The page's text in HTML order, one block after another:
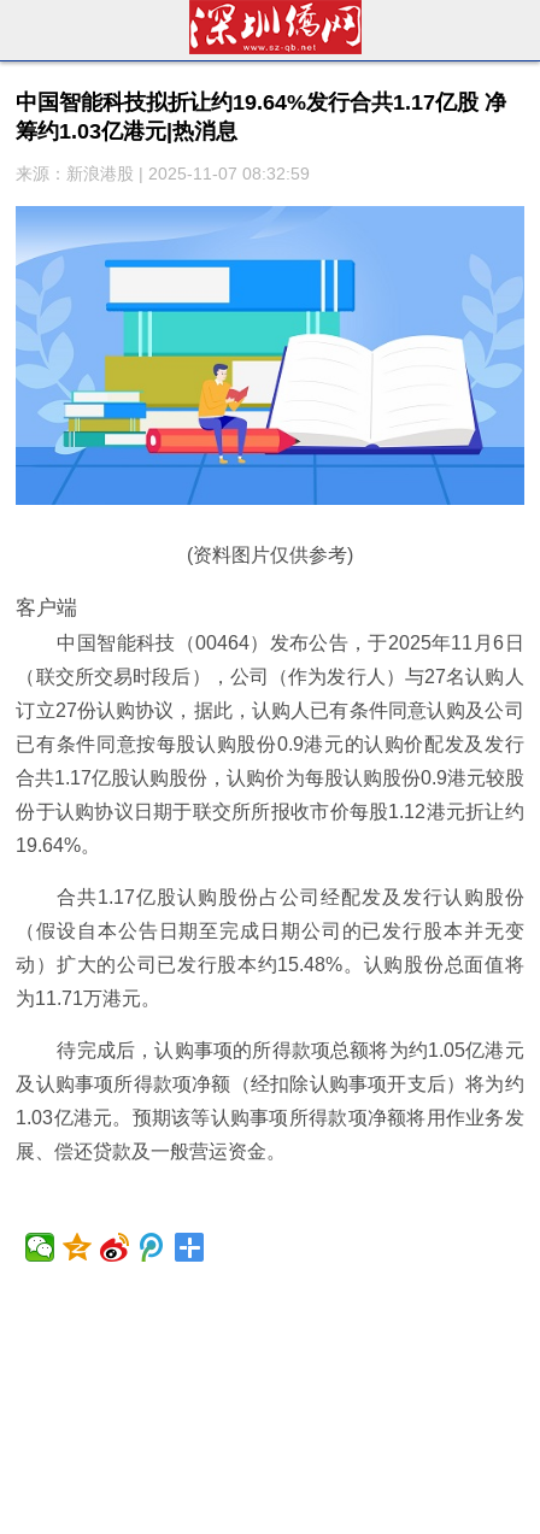
中国智能科技拟折让约19.64%发行合共1.17亿股 净
筹约1.03亿港元|热消息
来源：新浪港股 | 2025-11-07 08:32:59
(资料图片仅供参考)
客户端
中国智能科技（00464）发布公告，于2025年11月6日
（联交所交易时段后），公司（作为发行人）与27名认购人
订立27份认购协议，据此，认购人已有条件同意认购及公司
已有条件同意按每股认购股份0.9港元的认购价配发及发行
合共1.17亿股认购股份，认购价为每股认购股份0.9港元较股
份于认购协议日期于联交所所报收市价每股1.12港元折让约
19.64%。
合共1.17亿股认购股份占公司经配发及发行认购股份
（假设自本公告日期至完成日期公司的已发行股本并无变
动）扩大的公司已发行股本约15.48%。认购股份总面值将
为11.71万港元。
待完成后，认购事项的所得款项总额将为约1.05亿港元
及认购事项所得款项净额（经扣除认购事项开支后）将为约
1.03亿港元。预期该等认购事项所得款项净额将用作业务发
展、偿还贷款及一般营运资金。